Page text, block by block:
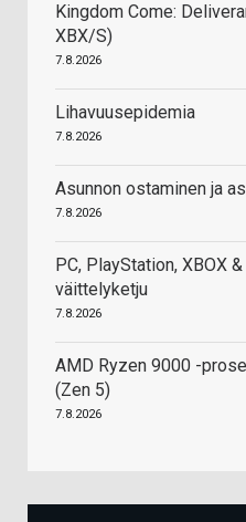
Kingdom Come:
XBX/S)
7.8.2026
Lihavuusepidemia
7.8.2026
Asunnon ostaminen ja
7.8.2026
PC, PlayStation, XBOX
väittelyketju
7.8.2026
AMD Ryzen 9000 -
(Zen 5)
7.8.2026